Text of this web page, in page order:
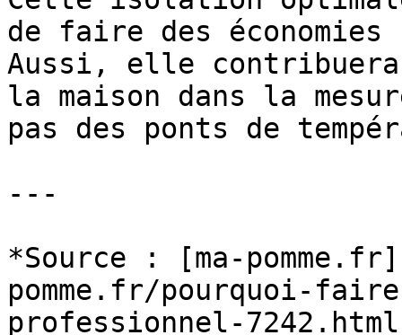
de faire des
Aussi, elle
la maison dans la
pas des ponts de
---
*Source : [ma-
pomme.fr/pourquoi-